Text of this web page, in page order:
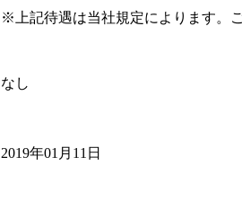
※上記待遇は当社規定によります。
なし
2019年01月11日